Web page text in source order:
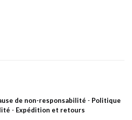
de non-responsabilité - Politique
- Expédition et retours